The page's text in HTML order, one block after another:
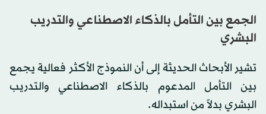
الجمع بين التأمل بالذكاء الاصطناعي والتدريب
البشري
تشير الأبحاث الحديثة إلى أن النموذج الأكثر فعالية يجمع
بين التأمل المدعوم بالذكاء الاصطناعي والتدريب
البشري بدلاً من استبداله.